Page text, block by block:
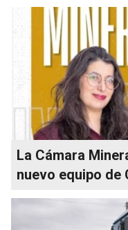
La Cámara
nuevo equipo de